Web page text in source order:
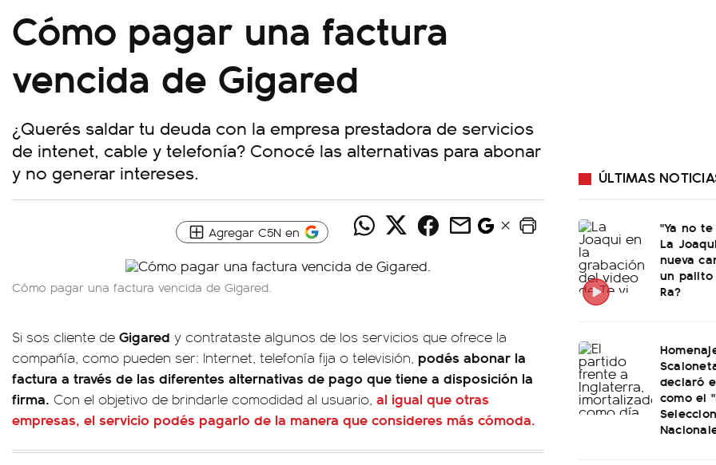
Cómo pagar una factura
vencida de Gigared
¿Querés saldar tu deuda con la empresa prestadora de servicios
de intenet, cable y telefonía? Conocé las alternativas para abonar
y no generar intereses.
Agregar C5N en
Cómo pagar una factura vencida de Gigared.
Si sos cliente de Gigared y contrataste algunos de los servicios que ofrece la
compañía, como pueden ser: Internet, telefonía fija o televisión, podés abonar la
factura a través de las diferentes alternativas de pago que tiene a disposición la
firma. Con el objetivo de brindarle comodidad al usuario, al igual que otras
empresas, el servicio podés pagarlo de la manera que consideres más cómoda.
ÚLTIMAS
"Ya no
La
nueva
un palito
Ra?
declaró
como el